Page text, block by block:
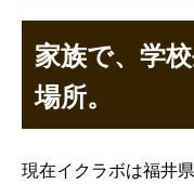
家族で、学
場所。
現在イクラボは福井